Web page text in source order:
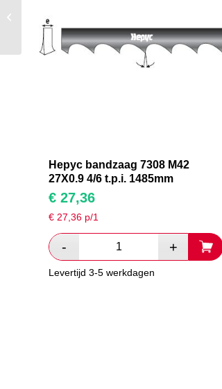
Hepyc bandzaag 7308 M42
27X0.9 4/6 t.p.i. 1485mm
€ 27,36
€ 27,36 p/1
Levertijd 3-5 werkdagen
M42 27X0.9 4/6 t.p.i.
3505mm